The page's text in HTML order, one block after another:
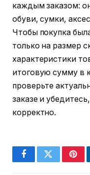
каждым заказом:
обуви, сумки,
Чтобы покупка
только на размер
характеристики
итоговую сумму в
проверьте
заказе и
корректно.
FacebookTwitter